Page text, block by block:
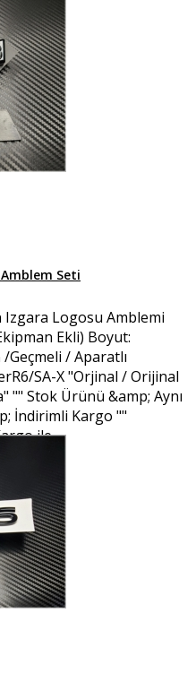
Seti
Izgara Logosu Amblemi
Ekli) Boyut:
/ Aparatlı
SA-X "Orjinal / Orijinal
"" Stok Ürünü &amp; Aynı
İndirimli Kargo ""
ile...